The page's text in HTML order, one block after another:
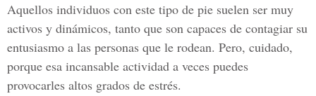
Aquellos individuos con este tipo de pie suelen ser muy
activos y dinámicos, tanto que son capaces de contagiar su
entusiasmo a las personas que le rodean. Pero, cuidado,
porque esa incansable actividad a veces puedes
provocarles altos grados de estrés.